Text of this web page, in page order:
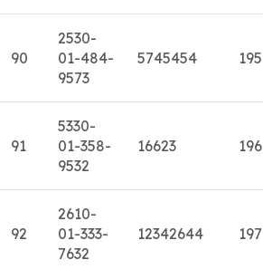
90
2530-
01-484-
9573
5745454 195
91
5330-
01-358-
9532
16623 196
92
2610-
01-333-
7632
12342644 197